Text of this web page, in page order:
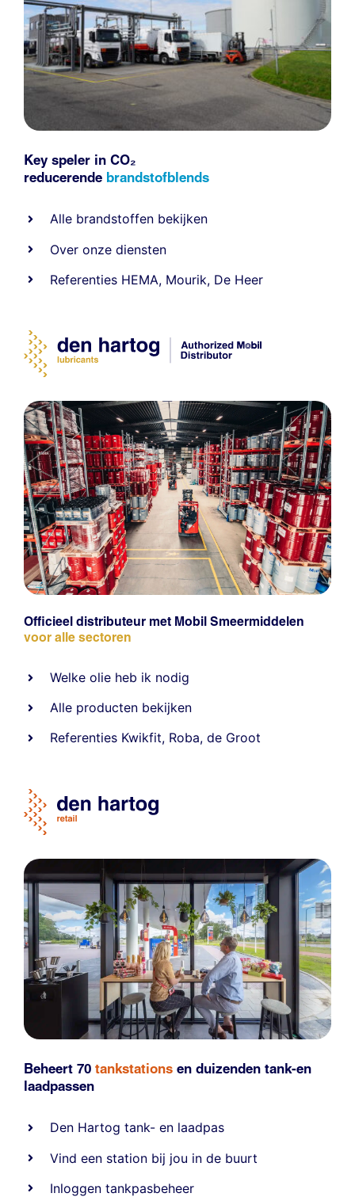
Key speler in CO₂
reducerende brandstofblends
Alle brandstoffen bekijken
Over onze diensten
Referenties HEMA, Mourik, De Heer
Officieel distributeur met Mobil Smeermiddelen
voor alle sectoren
Welke olie heb ik nodig
Alle producten bekijken
Referenties Kwikfit, Roba,de Groot
Beheert 70 tankstations en duizenden tank-en
laadpassen
Den Hartog tank- en laadpas
Vind een station bij jou in de buurt
Inloggen tankpasbeheer